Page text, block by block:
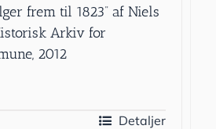
frem til 1823” af Niels
Arkiv for
2012
Detaljer